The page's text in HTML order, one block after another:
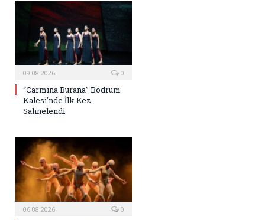
09.08.2026 0
“Carmina Burana” Bodrum
Kalesi’nde İlk Kez
Sahnelendi
06.08.2026 0